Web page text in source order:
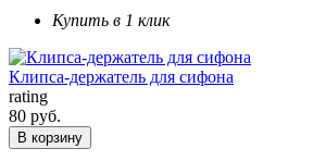
Купить в 1 клик
Клипса-держатель для сифона
rating
80 руб.
В корзину